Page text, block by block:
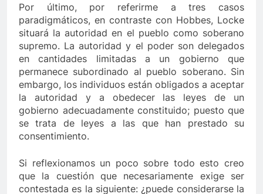
Por último, por referirme a tres casos
paradigmáticos, en contraste con Hobbes, Locke
situará la autoridad en el pueblo como soberano
supremo. La autoridad y el poder son delegados
en cantidades limitadas a un gobierno que
permanece subordinado al pueblo soberano. Sin
embargo, los individuos están obligados a aceptar
la autoridad y a obedecer las leyes de un
gobierno adecuadamente constituido; puesto que
se trata de leyes a las que han prestado su
consentimiento.
Si reflexionamos un poco sobre todo esto creo
que la cuestión que necesariamente exige ser
contestada es la siguiente: ¿puede considerarse la